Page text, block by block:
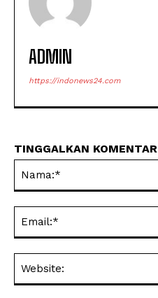
ADMIN
https://indonews24.com
TINGGALKAN KOMENTAR